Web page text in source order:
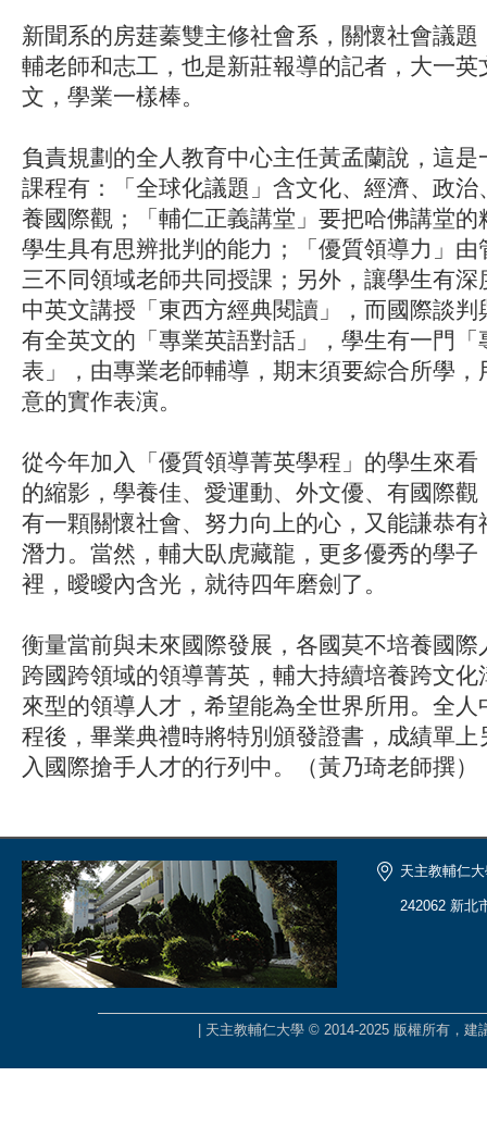
新聞系的房莛蓁雙主修社會系，關懷社會議
輔老師和志工，也是新莊報導的記者，大一英
文，學業一樣棒。
負責規劃的全人教育中心主任黃孟蘭說，這
課程有：「全球化議題」含文化、經濟、政治
養國際觀；「輔仁正義講堂」要把哈佛講堂的
學生具有思辨批判的能力；「優質領導力」由
三不同領域老師共同授課；另外，讓學生有
中英文講授「東西方經典閱讀」，而國際談
有全英文的「專業英語對話」，學生有一門「
表」，由專業老師輔導，期末須要綜合所學，
意的實作表演。
從今年加入「優質領導菁英學程」的學生來看
的縮影，學養佳、愛運動、外文優、有國際
有一顆關懷社會、努力向上的心，又能謙恭有
潛力。當然，輔大臥虎藏龍，更多優秀的學子
裡，曖曖內含光，就待四年磨劍了。
衡量當前與未來國際發展，各國莫不培養國際
跨國跨領域的領導菁英，輔大持續培養跨文
來型的領導人才，希望能為全世界所用。全
程後，畢業典禮時將特別頒發證書，成績單上
入國際搶手人才的行列中。（黃乃琦老師撰）
天主教輔仁
242062 新北
| 天主教輔仁大學 © 2014-2025 版權所有，